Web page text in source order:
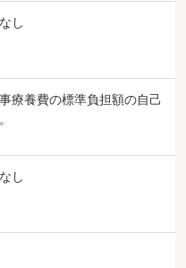
し
療養費の標準負担額の自己
し